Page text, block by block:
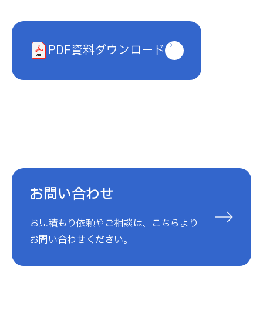
PDF資料ダウンロード
お問い合わせ
お見積もり依頼やご相談は、こちらより
お問い合わせください。